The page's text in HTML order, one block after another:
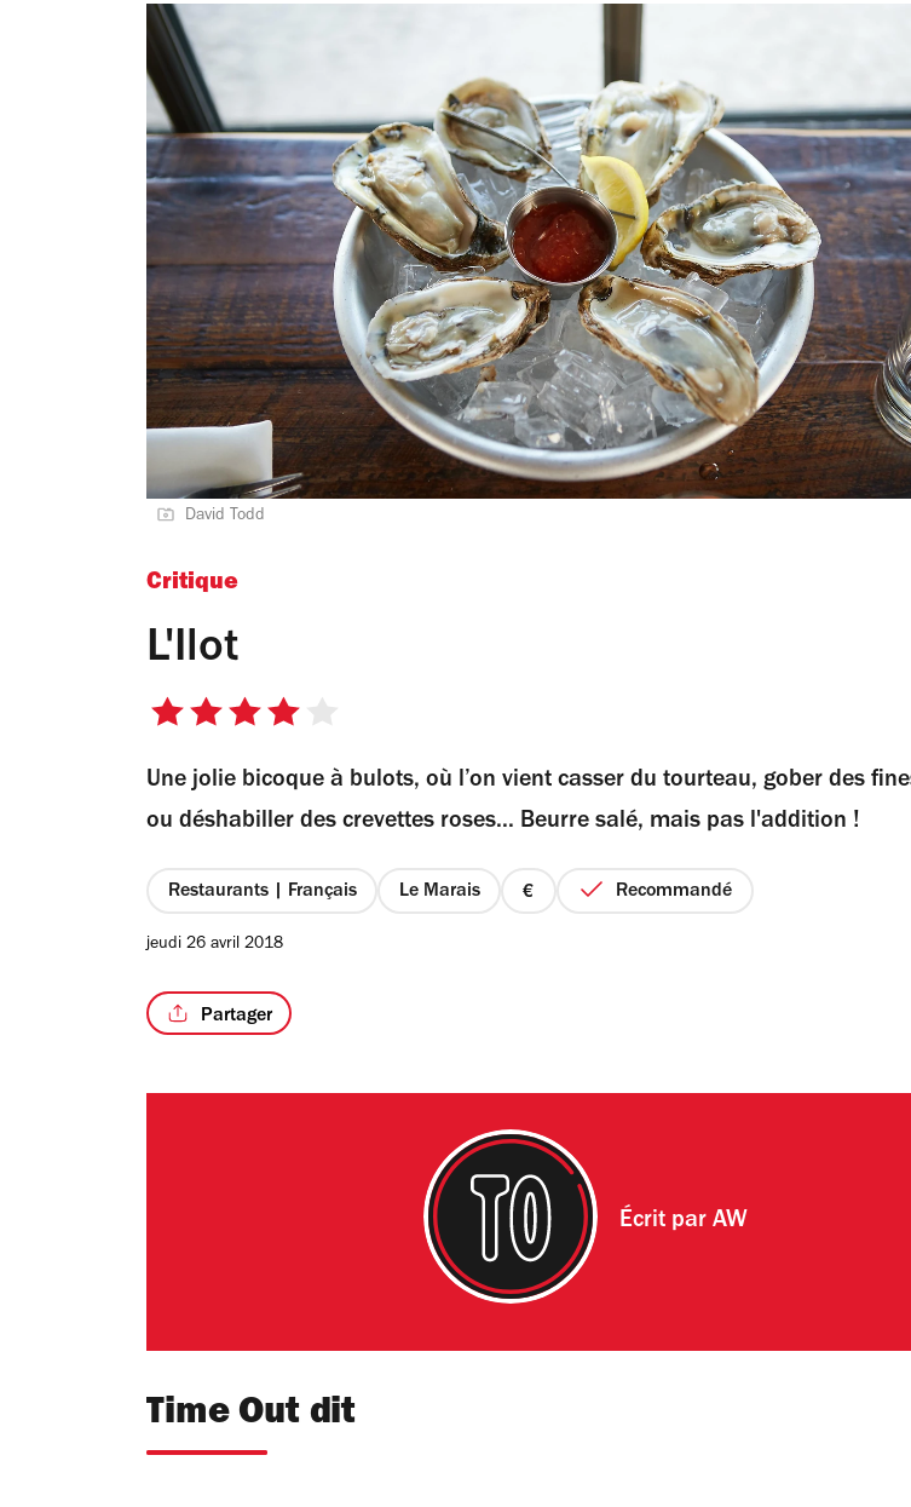
David Todd
Critique
L'Ilot
4
5
étoiles
Une jolie bicoque à bulots, où l’on vient casser du tourteau, gober des
ou déshabiller des crevettes roses... Beurre salé, mais pas l'addition !
Restaurants | Français Le Marais
prix
Recommandé
jeudi 26 avril 2018
Partager
Écrit parAW
Time Out dit